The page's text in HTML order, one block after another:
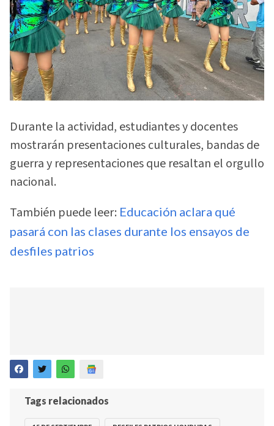
Durante la actividad, estudiantes y docentes
mostrarán presentaciones culturales, bandas de
guerra y representaciones que resaltan el orgullo
nacional.
También puede leer: Educación aclara qué
pasará con las clases durante los ensayos de
desfiles patrios
Tags relacionados